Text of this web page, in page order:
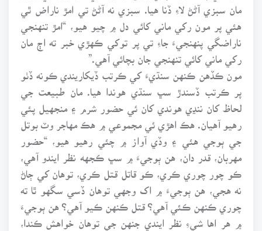
مان سبزي آڻڻ لاءِ ڏنا هيا. سبزي نه آڻڻ تي امڙ ناراض ٿي
هئي پر مون رکي ماني کائي دل ۾ چيو هيو، “امڙ تنهنجي
ناراضگي پنهنجيءَ جاءِ تي پر توکي ڪهڙي خبر ته اڄ مان
رکي ماني کائي تنهنجي جان بچائي آهي.”
مون ڪڏهن ڪنهن سنڌيءَ کي ڪرتب ڏيکاريندي ڪونه ڏٺو
پر ڪرتب ڏسندڙ سڀ سنڌي هوندا هيا. مان طبيعت جي
لحاظ کان ننڍي هوندي کان ئي حضور شرم ۽ منجهيل پئي
رهيو آهيان. هڪ اهڙي ئي مجموعي ۾ هڪ مهاجر وٽ بوتل
جي ٻوجي هئي ۽ وڏي آواز ۾ چئي رهيو هيو، “حضور
مهربان، قدر دان، هن ٻوجيءَ ۾ سڀ ڪجهه نظر ايندو آهي،
ڪو چور چوري ڪري، ڪو قاتل قتل ڪري، توهان کي ڄاڻ
نه هجي، هن ٻوجيءَ ۾ اک وجهي توهان ڏسي سگهو ٿا ته
چوري ڪنهن ڪئي آهي؟ قتل ڪنهن ڪيو آهي؟ هن ٻوجيءَ
۾ هر اها شيءِ نظر ايندي جنهن جي توهان خواهش ڪندا،